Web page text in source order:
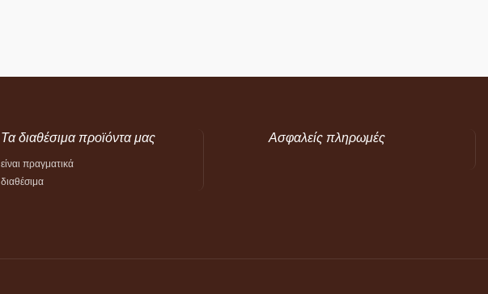
Τα διαθέσιμα προϊόντα μας
είναι πραγματικά
διαθέσιμα
Ασφαλείς πληρωμές